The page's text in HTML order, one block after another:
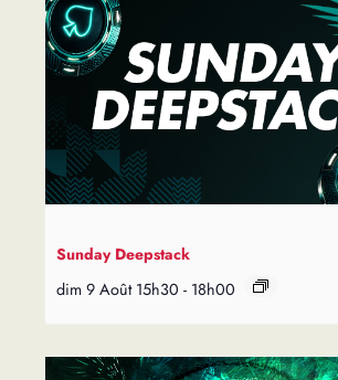
Sunday Deepstack
dim 9 Août 15h30 - 18h00